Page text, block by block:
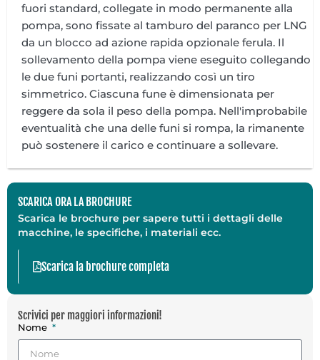
SCARICA ORA LA BROCHURE
Scarica le brochure per sapere tutti i dettagli delle
macchine, le specifiche, i materiali ecc.
Scarica la brochure completa
Scrivici per maggiori informazioni!
Nome
fuori standard, collegate in modo permanente alla
pompa, sono fissate al tamburo del paranco per LNG
da un blocco ad azione rapida opzionale ferula. Il
sollevamento della pompa viene eseguito collegando
le due funi portanti, realizzando così un tiro
simmetrico. Ciascuna fune è dimensionata per
reggere da sola il peso della pompa. Nell'improbabile
eventualità che una delle funi si rompa, la rimanente
può sostenere il carico e continuare a sollevare.